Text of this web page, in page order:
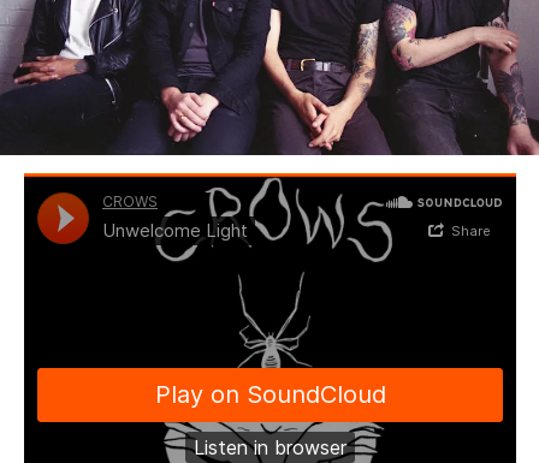
SYNTHPOP
PUNK
SHOEGAZE
R&B